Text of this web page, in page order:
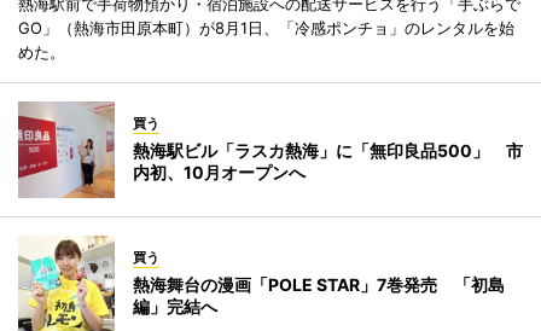
GO」（熱海市田原本町）が8月1日、「冷感ポンチョ」のレンタルを始
めた。
買う
熱海駅ビル「ラスカ熱海」に「無印良品500」 市
内初、10月オープンへ
買う
熱海舞台の漫画「POLE STAR」7巻発売 「初島
編」完結へ